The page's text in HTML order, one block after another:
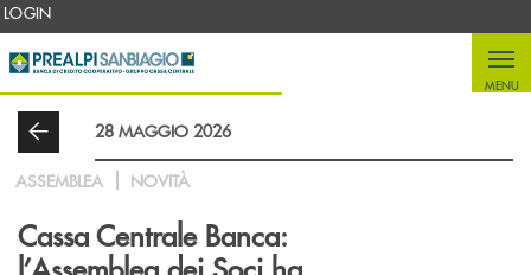
Salta al contenuto principale
LOGIN
MENU
28 MAGGIO 2026
ASSEMBLEA NOVITÀ
Cassa Centrale Banca: